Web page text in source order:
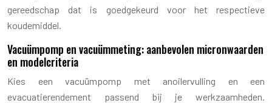
gereedschap dat is goedgekeurd voor het respectieve
koudemiddel.
Vacuümpomp en vacuümmeting: aanbevolen micronwaarden
en modelcriteria
Kies een vacuümpomp met anoilervulling en een
evacuatierendement passend bij je werkzaamheden.